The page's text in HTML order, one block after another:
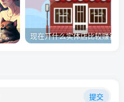
教你3步快速！给抖音帐号打标签！ 现在开什么实体店比较赚钱
提交